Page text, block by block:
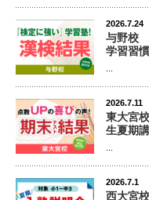
2026.7.24
与野校
学習習
2026.7.11
東大宮
生夏期
2026.7.1
西大宮